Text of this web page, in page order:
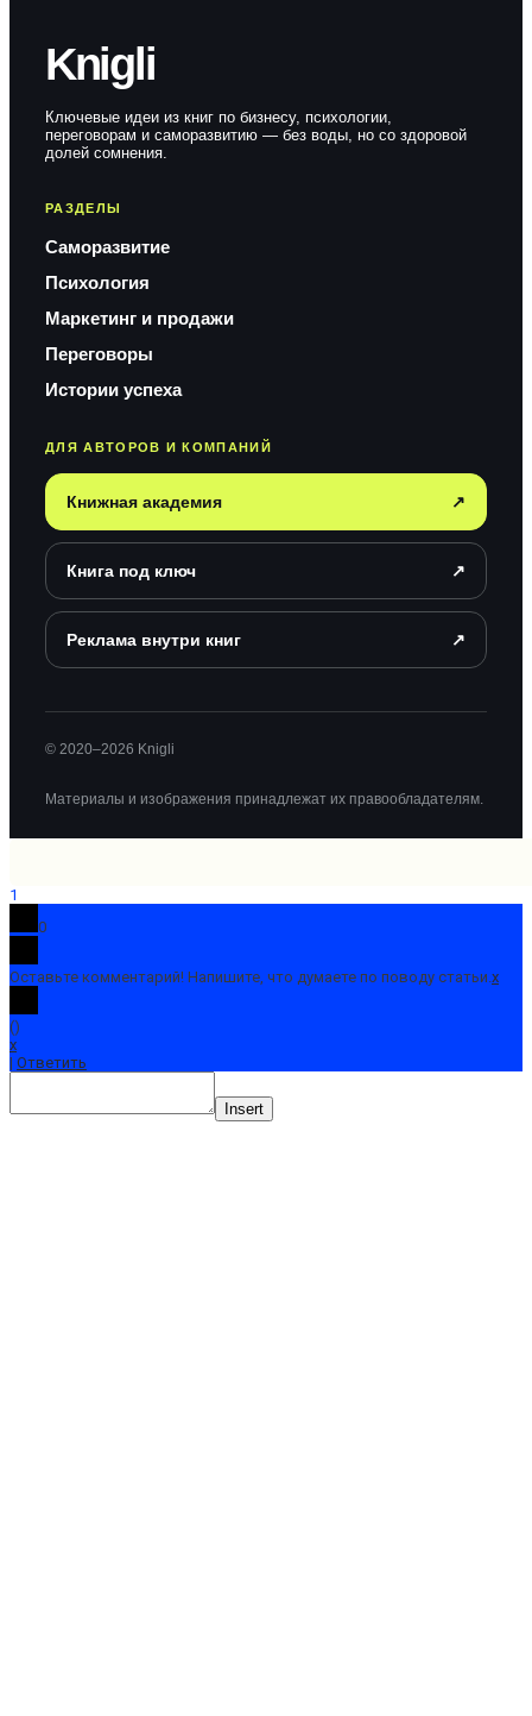
Knigli
Ключевые идеи из книг по бизнесу, психологии,
переговорам и саморазвитию — без воды, но со здоровой
долей сомнения.
РАЗДЕЛЫ
Саморазвитие
Психология
Маркетинг и продажи
Переговоры
Истории успеха
ДЛЯ АВТОРОВ И КОМПАНИЙ
Книжная академия ↗
Книга под ключ ↗
Реклама внутри книг ↗
© 2020–2026 Knigli
Материалы и изображения принадлежат их правообладателям.
1
0
Оставьте комментарий! Напишите, что думаете по поводу статьи.x
()
x
| Ответить
Insert